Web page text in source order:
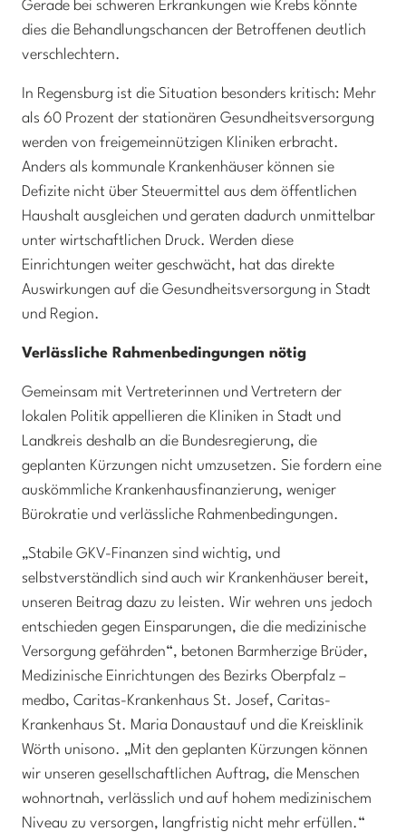
Gerade bei schweren Erkrankungen wie Krebs könnte
dies die Behandlungschancen der Betroffenen deutlich
verschlechtern.
In Regensburg ist die Situation besonders kritisch: Mehr
als 60 Prozent der stationären Gesundheitsversorgung
werden von freigemeinnützigen Kliniken erbracht.
Anders als kommunale Krankenhäuser können sie
Defizite nicht über Steuermittel aus dem öffentlichen
Haushalt ausgleichen und geraten dadurch unmittelbar
unter wirtschaftlichen Druck. Werden diese
Einrichtungen weiter geschwächt, hat das direkte
Auswirkungen auf die Gesundheitsversorgung in Stadt
und Region.
Verlässliche Rahmenbedingungen nötig
Gemeinsam mit Vertreterinnen und Vertretern der
lokalen Politik appellieren die Kliniken in Stadt und
Landkreis deshalb an die Bundesregierung, die
geplanten Kürzungen nicht umzusetzen. Sie fordern eine
auskömmliche Krankenhausfinanzierung, weniger
Bürokratie und verlässliche Rahmenbedingungen.
„Stabile GKV-Finanzen sind wichtig, und
selbstverständlich sind auch wir Krankenhäuser bereit,
unseren Beitrag dazu zu leisten. Wir wehren uns jedoch
entschieden gegen Einsparungen, die die medizinische
Versorgung gefährden“, betonen Barmherzige Brüder,
Medizinische Einrichtungen des Bezirks Oberpfalz –
medbo, Caritas-Krankenhaus St. Josef, Caritas-
Krankenhaus St. Maria Donaustauf und die Kreisklinik
Wörth unisono. „Mit den geplanten Kürzungen können
wir unseren gesellschaftlichen Auftrag, die Menschen
wohnortnah, verlässlich und auf hohem medizinischem
Niveau zu versorgen, langfristig nicht mehr erfüllen.“